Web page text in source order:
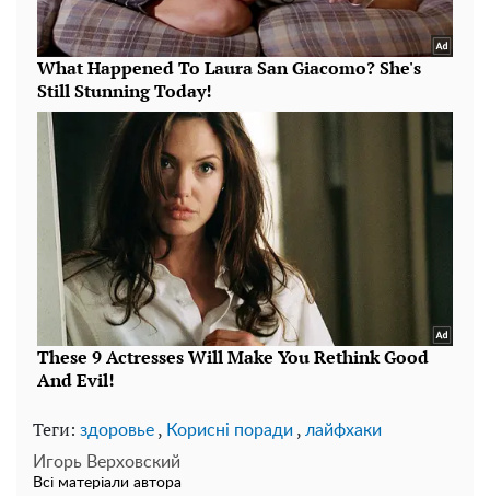
Теги: здоровье , Корисні поради , лайфхаки
Игорь Верховский
Всі матеріали автора